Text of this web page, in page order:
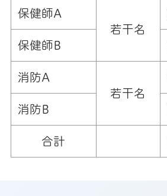
保健師A
若干名
保健師B
消防A
若干名
消防B
合計